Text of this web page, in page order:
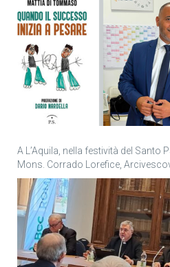
A L’Aquila, nella festività del Santo
Mons. Corrado Lorefice,